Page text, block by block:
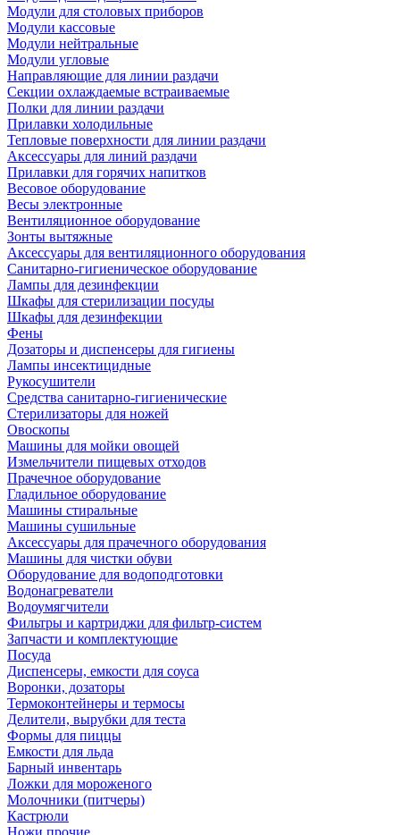
Модули для столовых приборов
Модули кассовые
Модули нейтральные
Модули угловые
Направляющие для линии раздачи
Секции охлаждаемые встраиваемые
Полки для линии раздачи
Прилавки холодильные
Тепловые поверхности для линии раздачи
Аксессуары для линий раздачи
Прилавки для горячих напитков
Весовое оборудование
Весы электронные
Вентиляционное оборудование
Зонты вытяжные
Аксессуары для вентиляционного оборудования
Санитарно-гигиеническое оборудование
Лампы для дезинфекции
Шкафы для стерилизации посуды
Шкафы для дезинфекции
Фены
Дозаторы и диспенсеры для гигиены
Лампы инсектицидные
Рукосушители
Средства санитарно-гигиенические
Стерилизаторы для ножей
Овоскопы
Машины для мойки овощей
Измельчители пищевых отходов
Прачечное оборудование
Гладильное оборудование
Машины стиральные
Машины сушильные
Аксессуары для прачечного оборудования
Машины для чистки обуви
Оборудование для водоподготовки
Водонагреватели
Водоумягчители
Фильтры и картриджи для фильтр-систем
Запчасти и комплектующие
Посуда
Диспенсеры, емкости для соуса
Воронки, дозаторы
Термоконтейнеры и термосы
Делители, вырубки для теста
Формы для пиццы
Емкости для льда
Барный инвентарь
Ложки для мороженого
Молочники (питчеры)
Кастрюли
Ножи прочие